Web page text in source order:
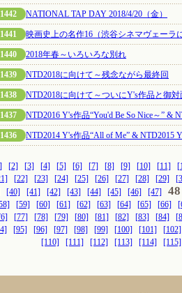
NATIONAL TAP DAY 2018/4/20（金）
映画史上の名作16（渋谷シネマヴェーラ
2018年春～いろいろな別れ
NTD2018に向けて～残念ながら最終回
NTD2018に向けて～ついにY's作品と御対
NTD2016 Y's作品“You'd Be So Nice～” &
NTD2014 Y's作品“All of Me” & NTD2015
[2] [3] [4] [5] [6] [7] [8] [9] [10] [11]
[22] [23] [24] [25] [26] [27] [28] [29]
[40] [41] [42] [43] [44] [45] [46] [47] 48
[59] [60] [61] [62] [63] [64] [65] [66]
[77] [78] [79] [80] [81] [82] [83] [84]
[95] [96] [97] [98] [99] [100] [101] [102]
[110]
[111] [112] [113] [114] [115]